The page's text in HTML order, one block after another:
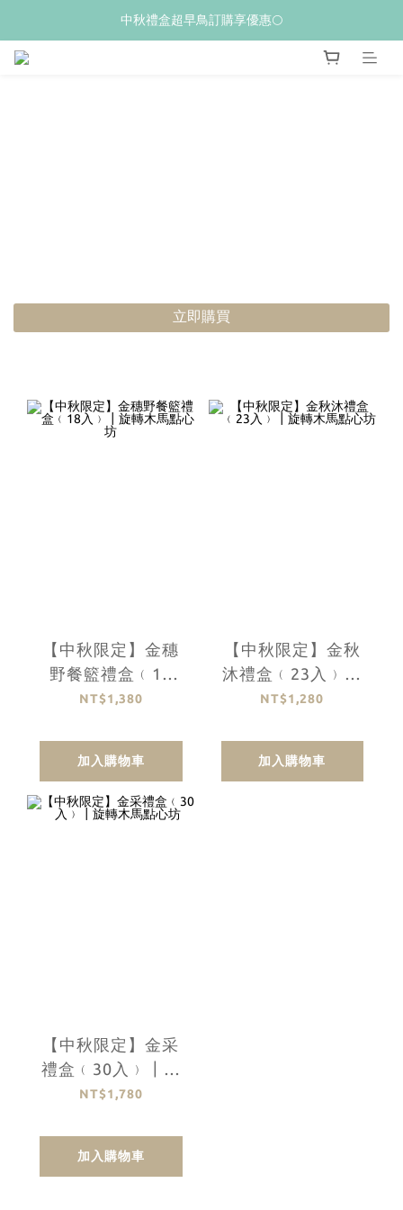
𝙒𝙚𝙡𝙘𝙤𝙢𝙚💝 新加入會員贈$𝟭𝟬𝟬購物金
中秋禮盒超早鳥訂購享優惠🌕
立即購買
【中秋限定】金穗
野餐籃禮盒﹙18
入﹚┃旋轉木馬點
NT$1,380
加入購物車
【中秋限定】金秋
沐禮盒﹙23入﹚┃
旋轉木馬點心坊
NT$1,280
加入購物車
【中秋限定】金采
禮盒﹙30入﹚┃旋
轉木馬點心坊
NT$1,780
加入購物車